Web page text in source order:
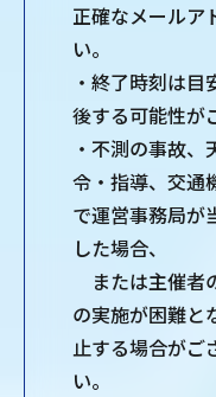
正確なメールア
い。
・終了時刻は
後する可能性が
・不測の事故
令・指導、交通
で運営事務局が
した場合、
または主催者
の実施が困難と
止する場合がご
い。